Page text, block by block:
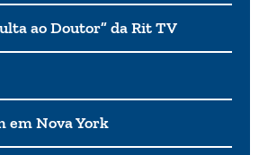
ao Doutor” da Rit TV
em Nova York